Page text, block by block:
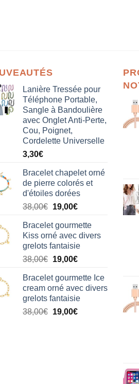
Lanière Tressée pour
Téléphone Portable,
Sangle à Bandoulière
avec Onglet Anti-Perte,
Cou, Poignet,
Cordelette Universelle
3,30€
Bracelet chapelet orné
de pierre colorés et
d'étoiles dorées
38,00€ Le
initial
était :
38,00€.
19,00€Le
actuel
est :
19,00€.
Bracelet gourmette
Kiss orné avec divers
grelots fantaisie
38,00€ Le
initial
était :
38,00€.
19,00€Le
actuel
est :
19,00€.
Bracelet gourmette Ice
cream orné avec divers
grelots fantaisie
38,00€ Le
19,00€Le